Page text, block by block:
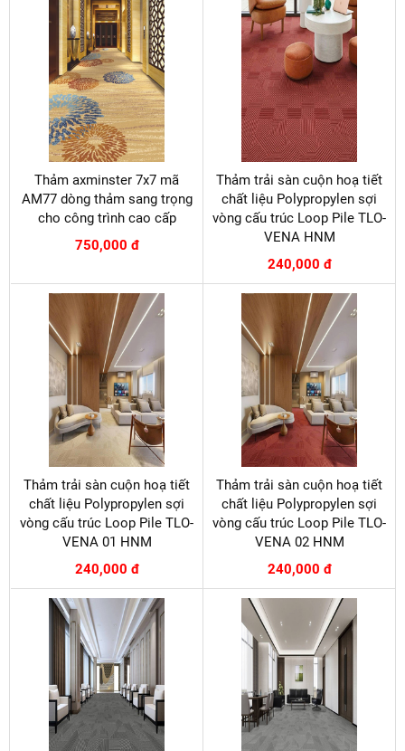
Thảm axminster 7x7 mã
AM77 dòng thảm sang trọng
cho công trình cao cấp
750,000 đ
Thảm trải sàn cuộn hoạ tiết
chất liệu Polypropylen sợi
vòng cấu trúc Loop Pile TLO-
VENA HNM
240,000 đ
Thảm trải sàn cuộn hoạ tiết
chất liệu Polypropylen sợi
vòng cấu trúc Loop Pile TLO-
VENA 01 HNM
240,000 đ
Thảm trải sàn cuộn hoạ tiết
chất liệu Polypropylen sợi
vòng cấu trúc Loop Pile TLO-
VENA 02 HNM
240,000 đ